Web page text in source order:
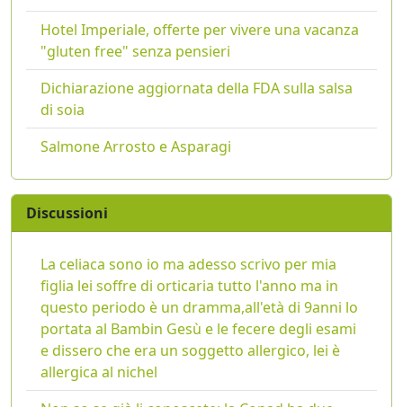
Hotel Imperiale, offerte per vivere una vacanza
"gluten free" senza pensieri
Dichiarazione aggiornata della FDA sulla salsa
di soia
Salmone Arrosto e Asparagi
Discussioni
La celiaca sono io ma adesso scrivo per mia
figlia lei soffre di orticaria tutto l'anno ma in
questo periodo è un dramma,all'età di 9anni lo
portata al Bambin Gesù e le fecere degli esami
e dissero che era un soggetto allergico, lei è
allergica al nichel